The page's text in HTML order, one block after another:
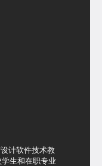
计软件技术教
生和在职专业